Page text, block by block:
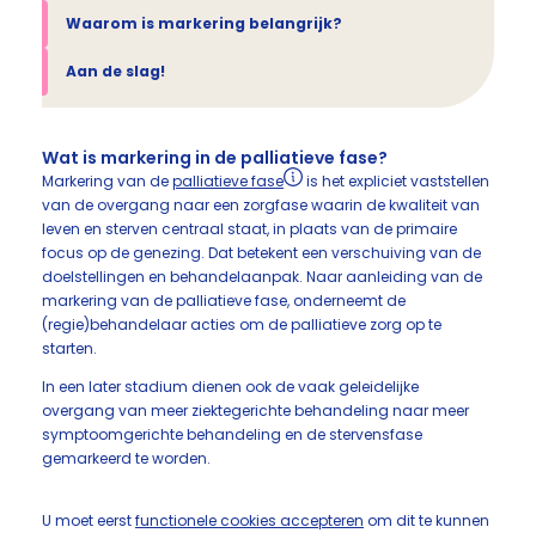
Waarom is markering belangrijk?
Aan de slag!
Wat is markering in de palliatieve fase?
Markering van depalliatieve fase
is het expliciet vaststellen
van de overgang naar een zorgfase waarin de kwaliteit van
leven en sterven centraal staat, in plaats van de primaire
focus op de genezing. Dat betekent een verschuiving van de
doelstellingen en behandelaanpak. Naar aanleiding van de
markering van de palliatieve fase, onderneemt de
(regie)behandelaar acties om de palliatieve zorg op te
starten.
In een later stadium dienen ook de vaak geleidelijke
overgang van meer ziektegerichte behandeling naar meer
symptoomgerichte behandeling en de stervensfase
gemarkeerd te worden.
U moet eerstfunctionele cookies accepteren om dit te kunnen